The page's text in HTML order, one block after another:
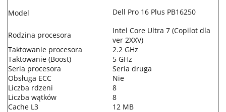
Model
Dell Pro 16 Plus PB16250
Rodzina procesora
Intel Core Ultra 7 (Copilot dla
ver 2XXV)
Taktowanie procesora
2.2 GHz
Taktowanie (Boost)
5 GHz
Seria procesora
Seria druga
Obsługa ECC
Nie
Liczba rdzeni
8
Liczba wątków
8
Cache L3
12 MB